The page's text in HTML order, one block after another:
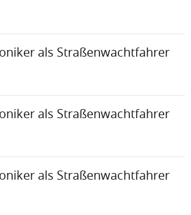
als Straßenwachtfahrer
als Straßenwachtfahrer
als Straßenwachtfahrer